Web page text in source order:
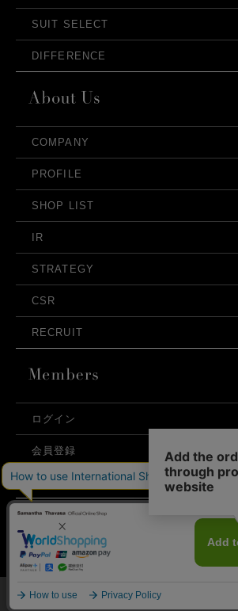
SUIT SELECT
DIFFERENCE
COMPANY
PROFILE
SHOP LIST
IR
STRATEGY
CSR
RECRUIT
ログイン
会員登録
利用規約
お問い合わせ
プライバシーポリシー
©Samantha Thavasa Japan Limited
弊社はCookieを利用し、Webの利便性向上に
ております。「承諾する」をクリックしてい
くと、お客様に最適な内容を提供することが
ご覧ください。